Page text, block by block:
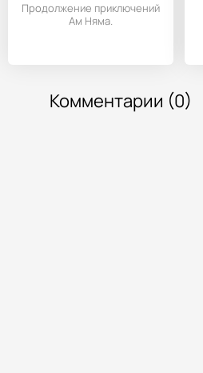
Продолжение приключений
Ам Няма.
Комментарии (0)